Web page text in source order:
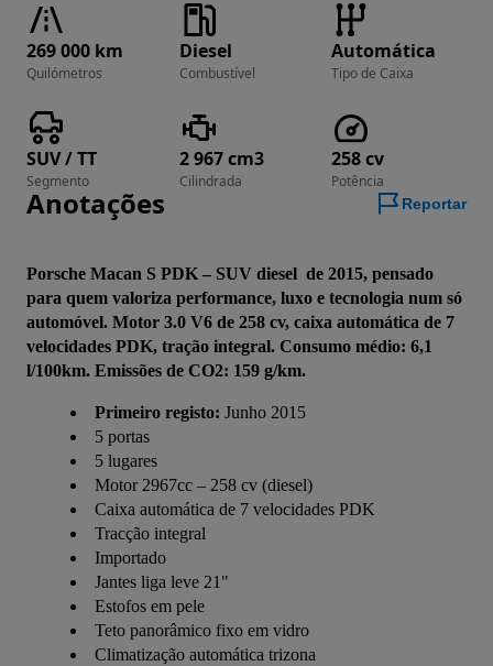
269 000 km
Quilómetros
Diesel
Combustível
Automática
Tipo de Caixa
SUV / TT
Segmento
2 967 cm3
Cilindrada
258 cv
Potência
Anotações Reportar
Porsche Macan S PDK – SUV diesel  de 2015, pensado
para quem valoriza performance, luxo e tecnologia num só
automóvel. Motor 3.0 V6 de 258 cv, caixa automática de 7
velocidades PDK, tração integral. Consumo médio: 6,1
l/100km. Emissões de CO2: 159 g/km.
Primeiro registo: Junho 2015
5 portas
5 lugares
Motor 2967cc – 258 cv (diesel)
Caixa automática de 7 velocidades PDK
Tracção integral
Importado
Jantes liga leve 21"
Estofos em pele
Teto panorâmico fixo em vidro
Climatização automática trizona